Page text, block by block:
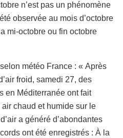
n’est pas un phénomène
observée au mois d’octobre
mi-octobre ou fin octobre
météo France : « Après
froid, samedi 27, des
en Méditerranée ont fait
chaud et humide sur le
a généré d’abondantes
ont été enregistrés : À la